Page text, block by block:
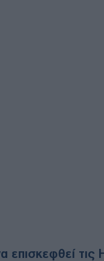
επισκεφθεί τις